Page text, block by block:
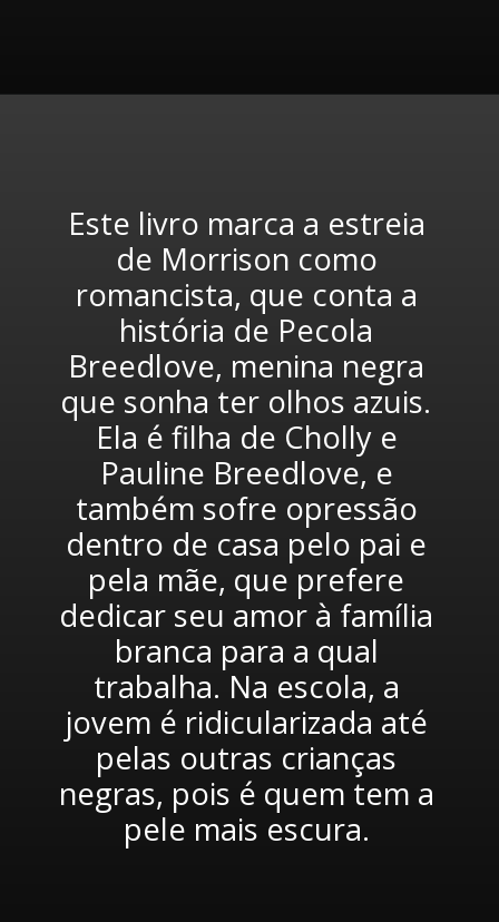
Este livro marca a estreia
de Morrison como
romancista, que conta a
história de Pecola
Breedlove, menina negra
que sonha ter olhos azuis.
Ela é filha de Cholly e
Pauline Breedlove, e
também sofre opressão
dentro de casa pelo pai e
pela mãe, que prefere
dedicar seu amor à família
branca para a qual
trabalha. Na escola, a
jovem é ridicularizada até
pelas outras crianças
negras, pois é quem tem a
pele mais escura.